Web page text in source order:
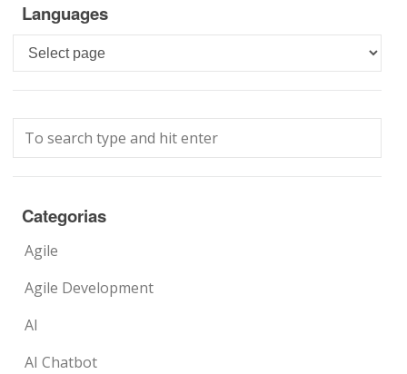
Languages
Languages
Categorias
Agile
Agile Development
AI
AI Chatbot